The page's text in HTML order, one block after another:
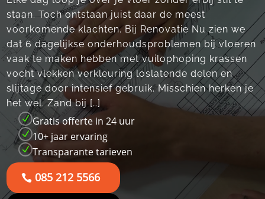
staan.​ Toch ontstaan juist daar de meest
voorkomende klachten.​ Bij Renovatie Nu zien we
dat 6 dagelijkse onderhoudsproblemen bij vloeren
vaak te maken hebben met vuilophoping krassen
vocht vlekken verkleuring loslatende delen en
slijtage door intensief gebruik.​ Misschien herken je
het wel.​ Zand bij […]
N Gratis offerte in 24 uur
N 10+ jaar ervaring
N Transparante tarieven
085 212 5566